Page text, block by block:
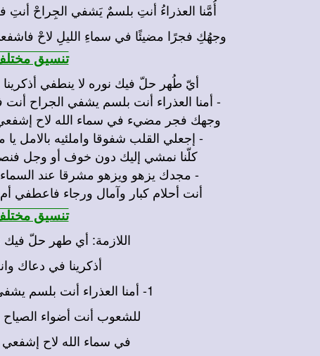
أُمَّنا العذراءُ أنتِ بلسمٌ يَشفي الجِراحْ
وجهُكِ فجرًا مضيئًا في سماءِ الليلِ لاحْ
تنسيق
أيّ طُهر حلّ فيك نوره لا ينطفي
- أمنا العذراء أنت بلسم يشفي الجراح
وجهك فجر مضيء في سماء الله لاح إشفعي
- إجعلي القلب شفوقا واملئيه بالامل يا
كلّنا نمشي إليك دون خوف أو وجل
- مجدك يزهو ويزهو مشرقا عند السماء
أنت أحلام كبار وآمال ورجاء فاعطفي
تنسيق
اللازمة: أي طهر حلّ فيك
أذكرينا في دعاك
1- أمنا العذراء أنت بلسم يشفي الجراح أنت فخر
للشعوب أنت أضواء
في سماء الله لاح إشفعي